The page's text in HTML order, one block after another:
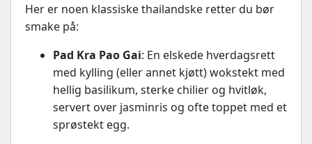
Her er noen klassiske thailandske retter du bør
smake på:
Pad Kra Pao Gai: En elskede hverdagsrett
med kylling (eller annet kjøtt) wokstekt med
hellig basilikum, sterke chilier og hvitløk,
servert over jasminris og ofte toppet med et
sprøstekt egg.